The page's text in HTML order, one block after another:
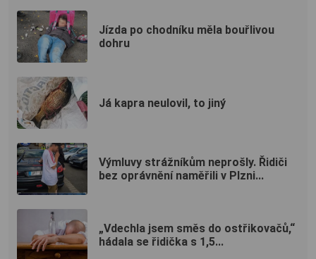
Jízda po chodníku měla bouřlivou
dohru
Já kapra neulovil, to jiný
Výmluvy strážníkům neprošly. Řidiči
bez oprávnění naměřili v Plzni...
„Vdechla jsem směs do ostřikovačů,“
hádala se řidička s 1,5...